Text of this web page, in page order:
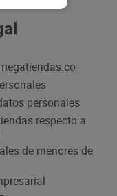
personales
respecto a
de menores de